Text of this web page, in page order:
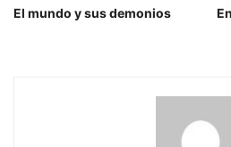
El mundo y sus demonios